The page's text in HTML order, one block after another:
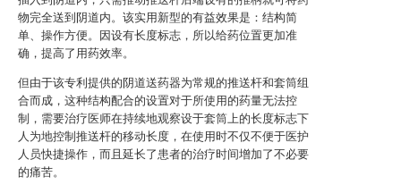
物完全送到阴道内。该实用新型的有益效果是：结构简
单、操作方便。因设有长度标志，所以给药位置更加准
确，提高了用药效率。
但由于该专利提供的阴道送药器为常规的推送杆和套筒组
合而成，这种结构配合的设置对于所使用的药量无法控
制，需要治疗医师在持续地观察设于套筒上的长度标志下
人为地控制推送杆的移动长度，在使用时不仅不便于医护
人员快捷操作，而且延长了患者的治疗时间增加了不必要
的痛苦。